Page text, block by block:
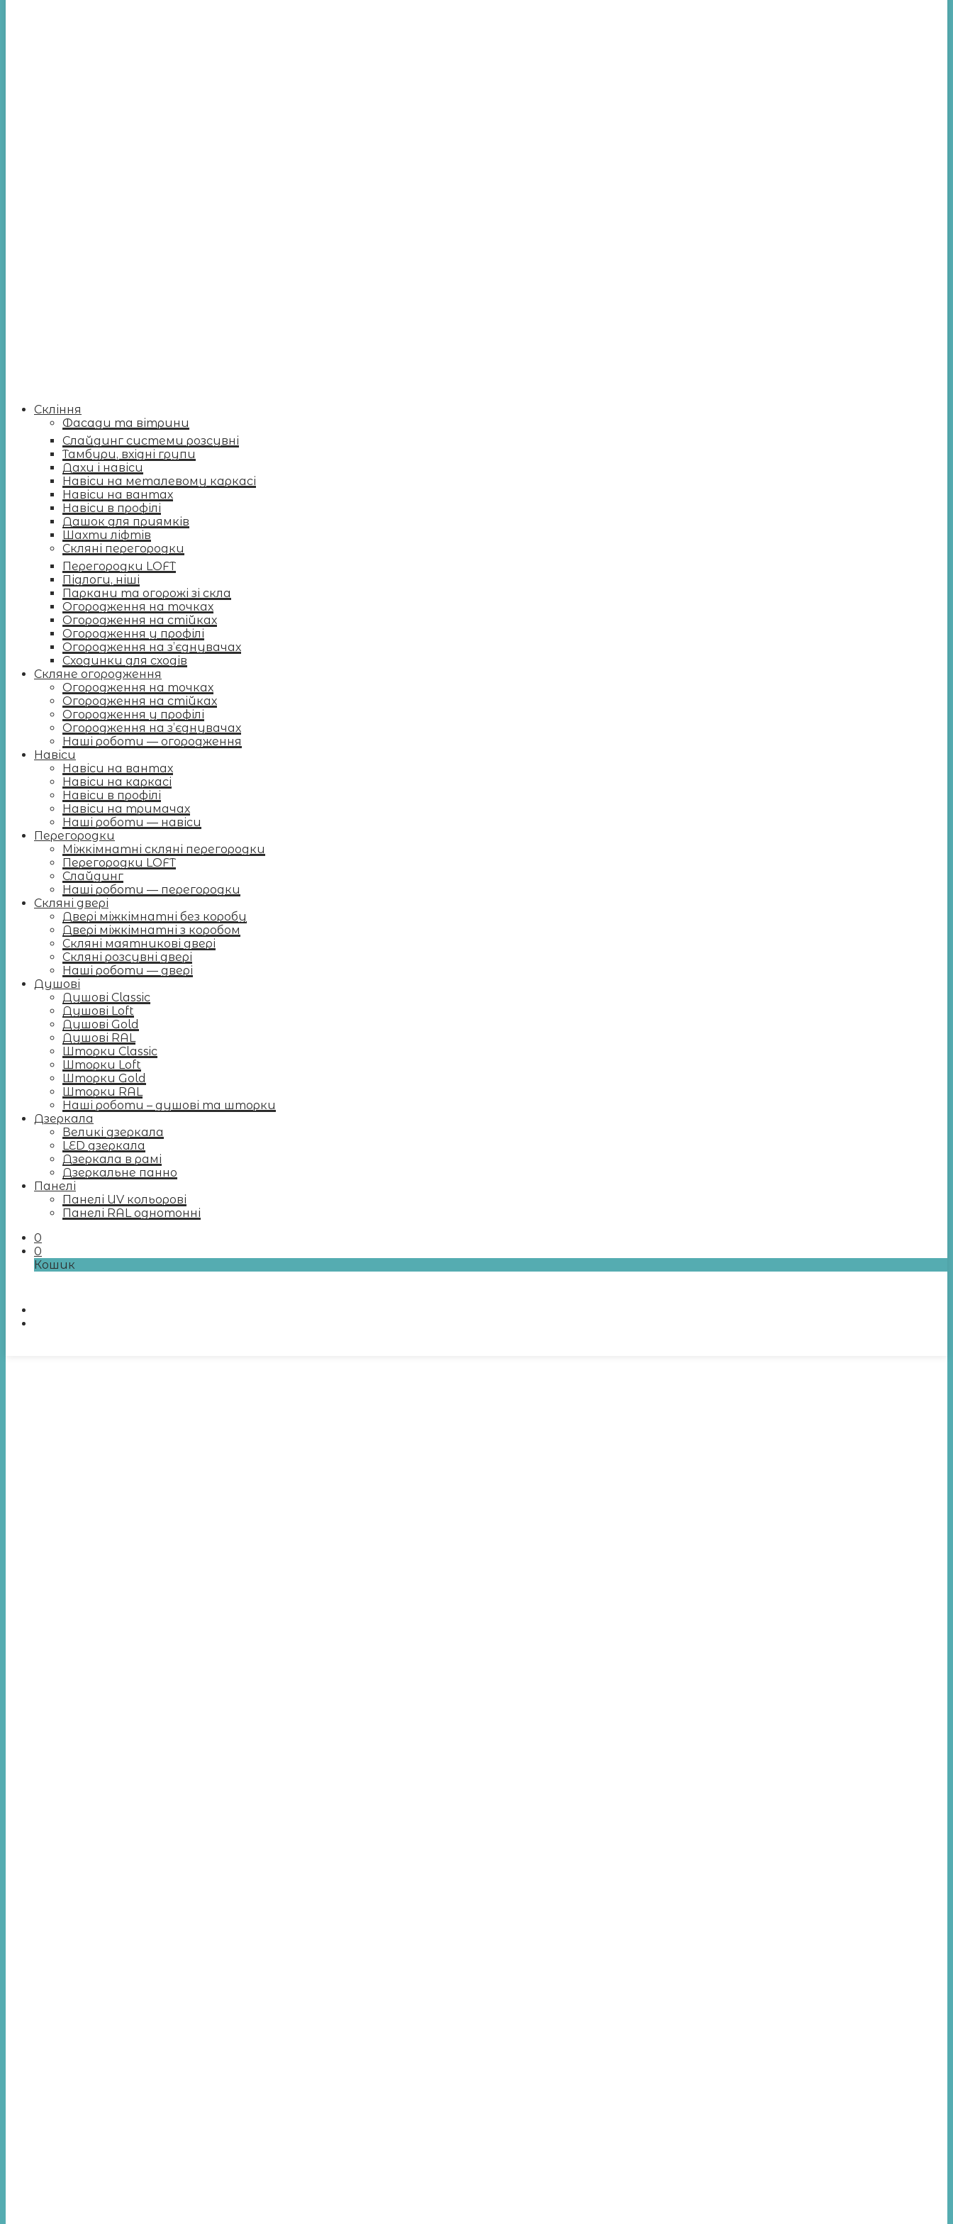
Скління
Фасади та вітрини
Слайдинг системи розсувні
Тамбури, вхідні групи
Дахи і навіси
Навіси на металевому каркасі
Навіси на вантах
Навіси в профілі
Дашок для приямків
Шахти ліфтів
Скляні перегородки
Перегородки LOFT
Підлоги, ніші
Паркани та огорожі зі скла
Огородження на точках
Огородження на стійках
Огородження у профілі
Огородження на з’єднувачах
Сходинки для сходів
Скляне огородження
Огородження на точках
Огородження на стійках
Огородження у профілі
Огородження на з’єднувачах
Наші роботи — огородження
Навіси
Навіси на вантах
Навіси на каркасі
Навіси в профілі
Навіси на тримачах
Наші роботи — навіси
Перегородки
Міжкімнатні скляні перегородки
Перегородки LOFT
Слайдинг
Наші роботи — перегородки
Скляні двері
Двері міжкімнатні без коробу
Двері міжкімнатні з коробом
Скляні маятникові двері
Скляні розсувні двері
Наші роботи — двері
Душові
Душові Classic
Душові Loft
Душові Gold
Душові RAL
Шторки Classic
Шторки Loft
Шторки Gold
Шторки RAL
Наші роботи – душові та шторки
Дзеркала
Великі дзеркала
LED дзеркала
Дзеркала в рамі
Дзеркальне панно
Панелі
Панелі UV кольорові
Панелі RAL однотонні
0
0
Кошик